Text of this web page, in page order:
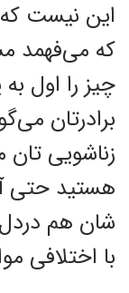
این نیست
که می‌فهمد
چیز را اول
برادرتان
زناشویی
هستید حتی
شان هم دردل
با اختلافی